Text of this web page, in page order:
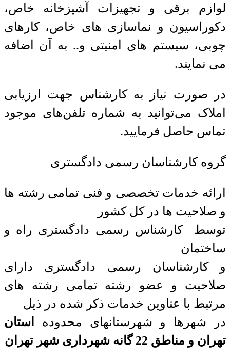
لوازم برقی و تجهیزات آشپزخانه خاص،
دکوراسیون و نماسازی های خاص، کارهای
چوبی، سیستم های امنیتی و.. به آن اضافه
می نمایند.
در صورت نیاز به کارشناس جهت ارزیابی
املاک می‌توانید به شماره تلفن‌های موجود
تماس حاصل فرمایید.
گروه کارشناسان رسمی دادگستری
ارائه خدمات تخصصی و فنی تمامی رشته ها
و صلاحیت ها در کل کشور
توسط کارشناس رسمی دادگستری راه و
ساختمان
و کارشناسان رسمی دادگستری دارای
صلاحیت و عضو رشته تمامی رشته های
مرتبط با عناوین خدمات ذکر شده در ذیل
در شهرها و شهرستانهای محدوده
استان
تهران و مناطق 22 گانه شهرداری شهر تهران